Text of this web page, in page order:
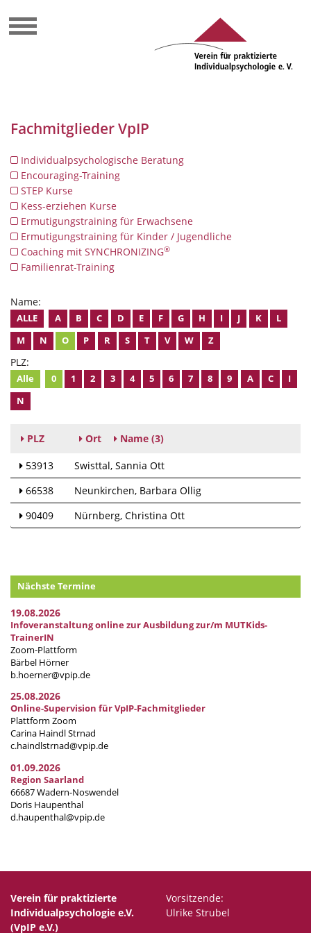
Fachmitglieder VpIP
Individualpsychologische Beratung
Encouraging-Training
STEP Kurse
Kess-erziehen Kurse
Ermutigungstraining für Erwachsene
Ermutigungstraining für Kinder / Jugendliche
Coaching mit SYNCHRONIZING®
Familienrat-Training
Name:
ALLE A B C D E F G H I J K
L
M
N O P R S T V W Z
PLZ:
Alle 0 1 2 3 4 5 6 7 8 9 A C
I
N
PLZ Ort Name (3)
53913 Swisttal Sannia Ott
66538
Neunkirchen Barbara Ollig
90409
Nürnberg Christina Ott
Nächste Termine
19.08.2026
Infoveranstaltung online zur Ausbildung zur/m MUTKids-
TrainerIN
Zoom-Plattform
Bärbel Hörner
b.hoerner@vpip.de
25.08.2026
Online-Supervision für VpIP-Fachmitglieder
Plattform Zoom
Carina Haindl Strnad
c.haindlstrnad@vpip.de
01.09.2026
Region Saarland
66687 Wadern-Noswendel
Doris Haupenthal
d.haupenthal@vpip.de
Verein für praktizierte
Individualpsychologie e.V.
(VpIP e.V.)
Vorsitzende:
Ulrike Strubel